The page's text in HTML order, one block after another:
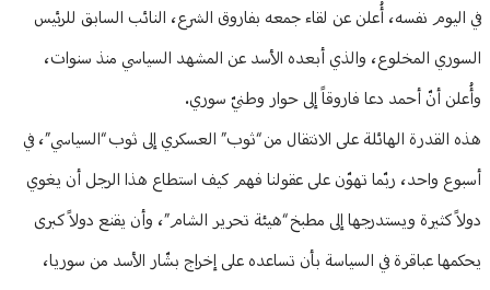
في اليوم نفسه، أُعلن عن لقاء جمعه بفاروق الشرع، النائب السابق للرئيس
السوري المخلوع، والذي أبعده الأسد عن المشهد السياسي منذ سنوات،
وأُعلن أنّ أحمد دعا فاروقاً إلى حوار وطنيّ سوري.
هذه القدرة الهائلة على الانتقال من “ثوب” العسكري إلى ثوب “السياسي”، في
أسبوع واحد، ربّما تهوّن على عقولنا فهم كيف استطاع هذا الرجل أن يغوي
دولاً كثيرة ويستدرجها إلى مطبخ “هيئة تحرير الشام”، وأن يقنع دولاً كبرى
يحكمها عباقرة في السياسة بأن تساعده على إخراج بشّار الأسد من سوريا،